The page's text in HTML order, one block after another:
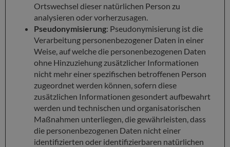
Ortswechsel dieser natürlichen Person zu
analysieren oder vorherzusagen.
Pseudonymisierung: Pseudonymisierung ist die
Verarbeitung personenbezogener Daten in einer
Weise, auf welche die personenbezogenen Daten
ohne Hinzuziehung zusätzlicher Informationen
nicht mehr einer spezifischen betroffenen Person
zugeordnet werden können, sofern diese
zusätzlichen Informationen gesondert aufbewahrt
werden und technischen und organisatorischen
Maßnahmen unterliegen, die gewährleisten, dass
die personenbezogenen Daten nicht einer
identifizierten oder identifizierbaren natürlichen